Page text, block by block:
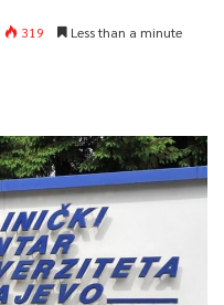
319 Less than a minute